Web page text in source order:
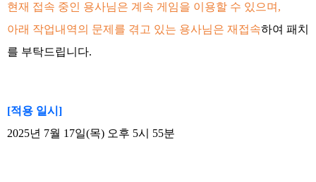
현재 접속 중인 용사님은 계속 게임을 이용할 수 있으며 ,
아래 작업내역의 문제를 겪고 있는 용사님은 재접속하여 패치
를 부탁드립니다.
[적용 일시 ]
2025년 7월 17일(목) 오후 5시 55분